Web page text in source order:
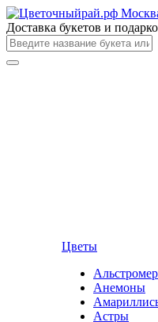
Доставка букетов и
Цветы
Анемоны
Астры